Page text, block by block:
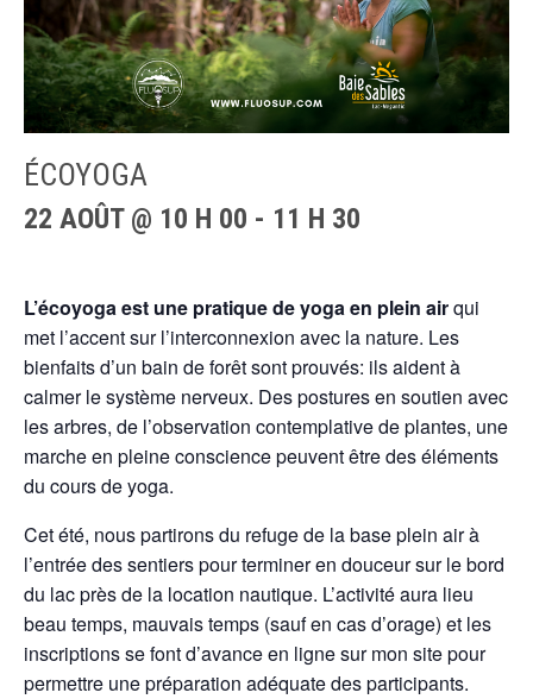
ÉCOYOGA
22 AOÛT @ 10 H 00 - 11 H 30
L’écoyoga est une pratique de yoga en plein airqui
met l’accent sur l’interconnexion avec la nature. Les
bienfaits d’un bain de forêt sont prouvés: ils aident à
calmer le système nerveux. Des postures en soutien avec
les arbres, de l’observation contemplative de plantes, une
marche en pleine conscience peuvent être des éléments
du cours de yoga.
Cet été, nous partirons du refuge de la base plein air à
l’entrée des sentiers pour terminer en douceur sur le bord
du lac près de la location nautique. L’activité aura lieu
beau temps, mauvais temps (sauf en cas d’orage) et les
inscriptions se font d’avance en ligne sur mon site pour
permettre une préparation adéquate des participants.